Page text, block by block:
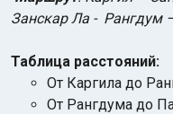
Занскар Ла - Рангдум
Таблица расстояний:
От Каргила до
От Рангдума до